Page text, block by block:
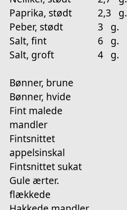
Paprika, stødt
2,3 g.
Peber, stødt
3 g.
Salt, fint
6 g.
Salt, groft
4 g.
Bønner, brune
Bønner, hvide
Fint malede
mandler
Fintsnittet
appelsinskal
Fintsnittet sukat
Gule ærter.
flækkede